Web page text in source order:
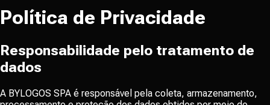
Política de Privacidade
Responsabilidade pelo tratamento de
dados
A BYLOGOS SPA é responsável pela coleta, armazenamento,